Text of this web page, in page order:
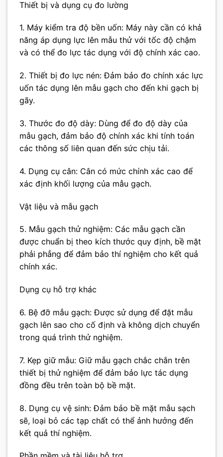
Thiết bị và dụng cụ đo lường
1. Máy kiểm tra độ bền uốn: Máy này cần có khả
năng áp dụng lực lên mẫu thử với tốc độ chậm
và có thể đo lực tác dụng với độ chính xác cao.
2. Thiết bị đo lực nén: Đảm bảo đo chính xác lực
uốn tác dụng lên mẫu gạch cho đến khi gạch bị
gãy.
3. Thước đo độ dày: Dùng để đo độ dày của
mẫu gạch, đảm bảo độ chính xác khi tính toán
các thông số liên quan đến sức chịu tải.
4. Dụng cụ cân: Cân có mức chính xác cao để
xác định khối lượng của mẫu gạch.
Vật liệu và mẫu gạch
5. Mẫu gạch thử nghiệm: Các mẫu gạch cần
được chuẩn bị theo kích thước quy định, bề mặt
phải phẳng để đảm bảo thí nghiệm cho kết quả
chính xác.
Dụng cụ hỗ trợ khác
6. Bệ đỡ mẫu gạch: Được sử dụng để đặt mẫu
gạch lên sao cho cố định và không dịch chuyển
trong quá trình thử nghiệm.
7. Kẹp giữ mẫu: Giữ mẫu gạch chắc chắn trên
thiết bị thử nghiệm để đảm bảo lực tác dụng
đồng đều trên toàn bộ bề mặt.
8. Dụng cụ vệ sinh: Đảm bảo bề mặt mẫu sạch
sẽ, loại bỏ các tạp chất có thể ảnh hưởng đến
kết quả thí nghiệm.